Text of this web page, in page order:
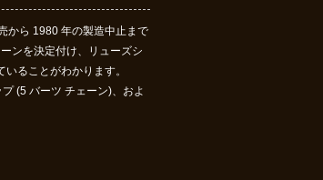
から 1980 年の製造中止まで
ンを決定付け、リューズシ
ることがわかります。
(5 バーツ チェーン)、およ